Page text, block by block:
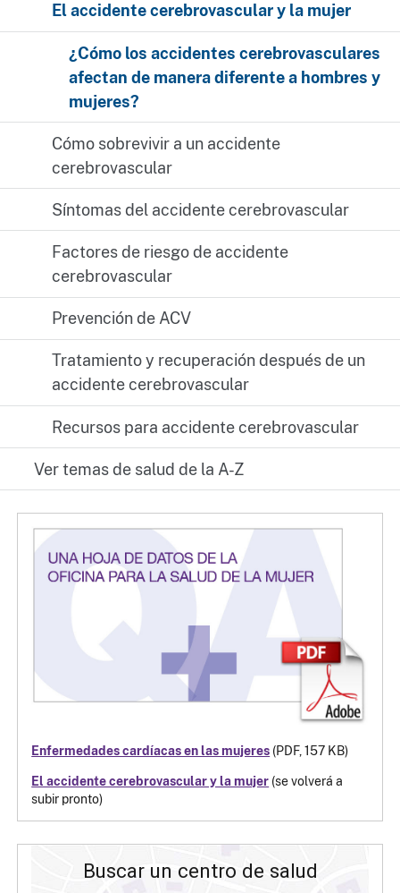
El accidente cerebrovascular y la mujer
¿Cómo los accidentes cerebrovasculares
afectan de manera diferente a hombres y
mujeres?
Cómo sobrevivir a un accidente
cerebrovascular
Síntomas del accidente cerebrovascular
Factores de riesgo de accidente
cerebrovascular
Prevención de ACV
Tratamiento y recuperación después de un
accidente cerebrovascular
Recursos para accidente cerebrovascular
Ver temas de salud de la A-Z
Enfermedades cardíacas en las mujeres (PDF, 157 KB)
El accidente cerebrovascular y la mujer​​​​​​​ (se volverá a
subir pronto)
Buscar un centro de salud